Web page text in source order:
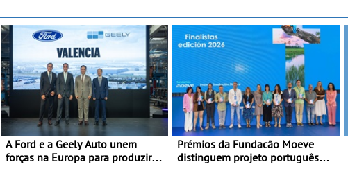
A Ford e a Geely Auto unem
forças na Europa para produzir
Prémios da Fundacão Moeve
distinguem projeto português